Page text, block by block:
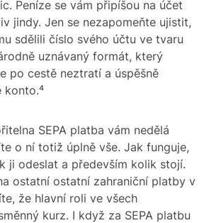
Peníze se vám připíšou na účet
jindy. Jen se nezapomeňte ujistit,
sdělili číslo svého účtu ve tvaru
uznávaný formát, který
po cestě neztratí a úspěšně
konto.⁴
SEPA platba vám nedělá
o ní totiž úplně vše. Jak funguje,
ji odeslat a především kolik stojí.
ostatní ostatní zahraniční platby v
že hlavní roli ve všech
kurz. I když za SEPA platbu